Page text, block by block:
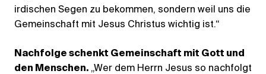
irdischen Segen zu bekommen, sondern weil uns die
Gemeinschaft mit Jesus Christus wichtig ist.“
Nachfolge schenkt Gemeinschaft mit Gott und
den Menschen. „Wer dem Herrn Jesus so nachfolgt